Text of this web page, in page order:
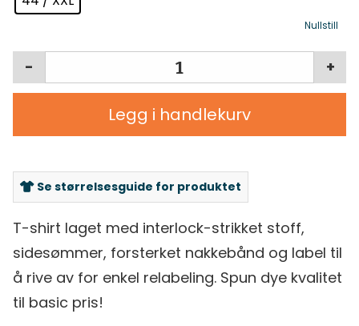
Nullstill
+
-
Legg i handlekurv
Se størrelsesguide for produktet
T-shirt laget med interlock-strikket stoff,
sidesømmer, forsterket nakkebånd og label til
å rive av for enkel relabeling. Spun dye kvalitet
til basic pris!